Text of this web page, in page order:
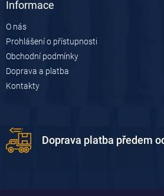
Informace
O nás
Prohlášení o přístupnosti
Obchodní podmínky
Doprava a platba
Kontakty
Doprava platba předem